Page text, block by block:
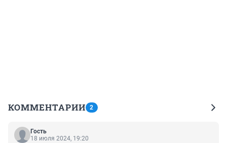
КОММЕНТАРИИ 2
Гость
18 июля 2024, 19:20